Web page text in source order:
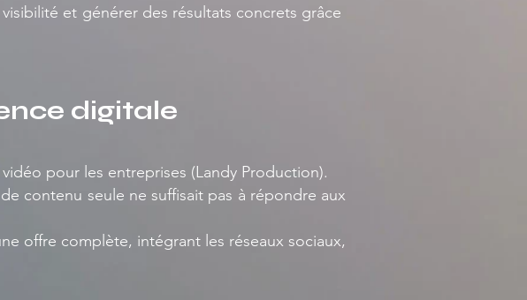
et générer des résultats concrets grâce
digitale
pour les entreprises (Landy Production).
contenu seule ne suffisait pas à répondre aux
offre complète, intégrant les réseaux sociaux,